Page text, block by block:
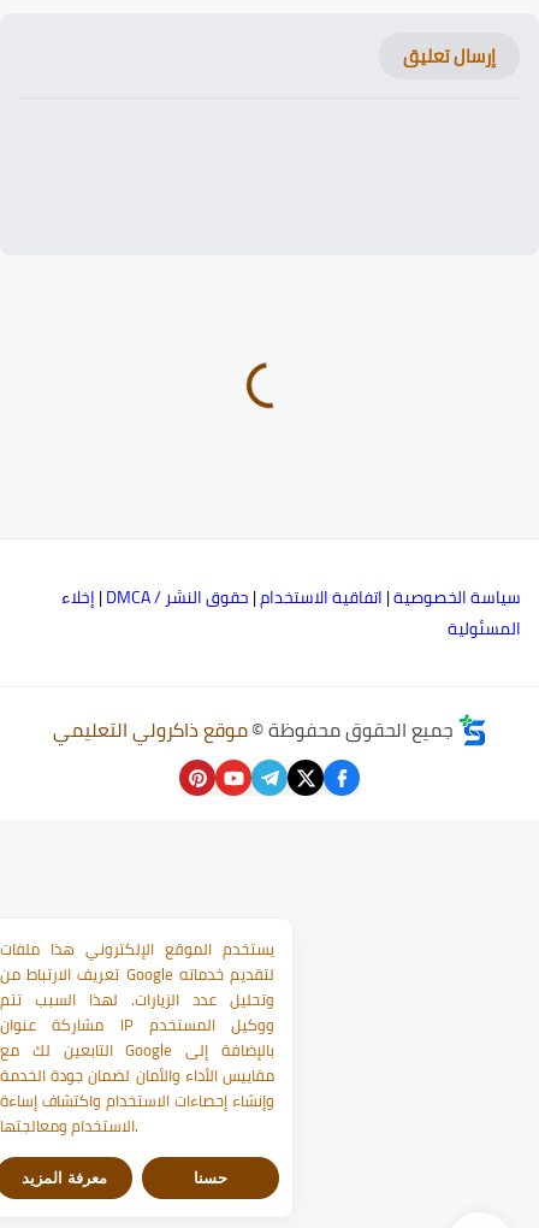
إرسال تعليق
الخصوصية|اتفاقية الاستخدام|حقوق النشر / DMCA |إخلاء
جميع الحقوق محفوظة ©موقع ذاكرولي التعليمي
يستخدم الموقع الإلكتروني هذا ملفات
تعريف الارتباط من Google لتقديم خدماته
وتحليل عدد الزيارات. لهذا السبب تتم
مشاركة عنوان IP ووكيل المستخدم
التابعين لك مع Google بالإضافة إلى
مقاييس الأداء والأمان لضمان جودة الخدمة
وإنشاء إحصاءات الاستخدام واكتشاف إساءة
معرفة المزيد حسنا